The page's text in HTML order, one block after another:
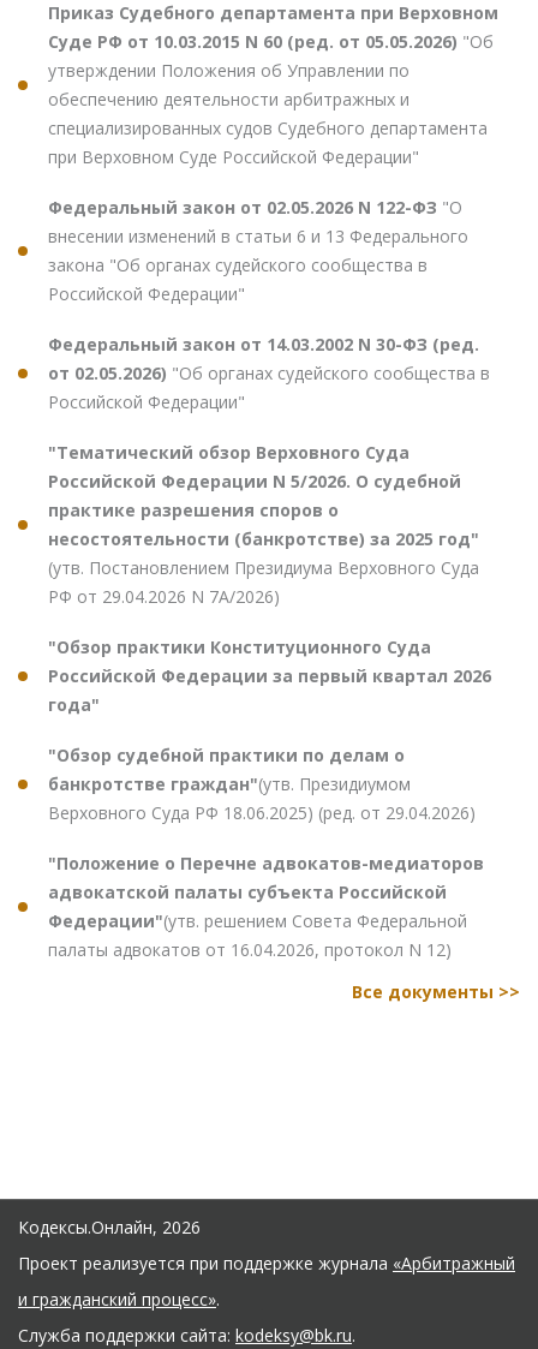
Приказ Судебного департамента при Верховном
Суде РФ от 10.03.2015 N 60 (ред. от 05.05.2026) "Об
утверждении Положения об Управлении по
обеспечению деятельности арбитражных и
специализированных судов Судебного департамента
при Верховном Суде Российской Федерации"
Федеральный закон от 02.05.2026 N 122-ФЗ "О
внесении изменений в статьи 6 и 13 Федерального
закона "Об органах судейского сообщества в
Российской Федерации"
Федеральный закон от 14.03.2002 N 30-ФЗ (ред.
от 02.05.2026) "Об органах судейского сообщества в
Российской Федерации"
"Тематический обзор Верховного Суда
Российской Федерации N 5/2026. О судебной
практике разрешения споров о
несостоятельности (банкротстве) за 2025 год"
(утв. Постановлением Президиума Верховного Суда
РФ от 29.04.2026 N 7А/2026)
"Обзор практики Конституционного Суда
Российской Федерации за первый квартал 2026
года"
"Обзор судебной практики по делам о
банкротстве граждан"(утв. Президиумом
Верховного Суда РФ 18.06.2025) (ред. от 29.04.2026)
"Положение о Перечне адвокатов-медиаторов
адвокатской палаты субъекта Российской
Федерации"(утв. решением Совета Федеральной
палаты адвокатов от 16.04.2026, протокол N 12)
Все документы >>
Кодексы.Онлайн, 2026
Проект реализуется при поддержке журнала «Арбитражный
и гражданский процесс».
Служба поддержки сайта: kodeksy@bk.ru.